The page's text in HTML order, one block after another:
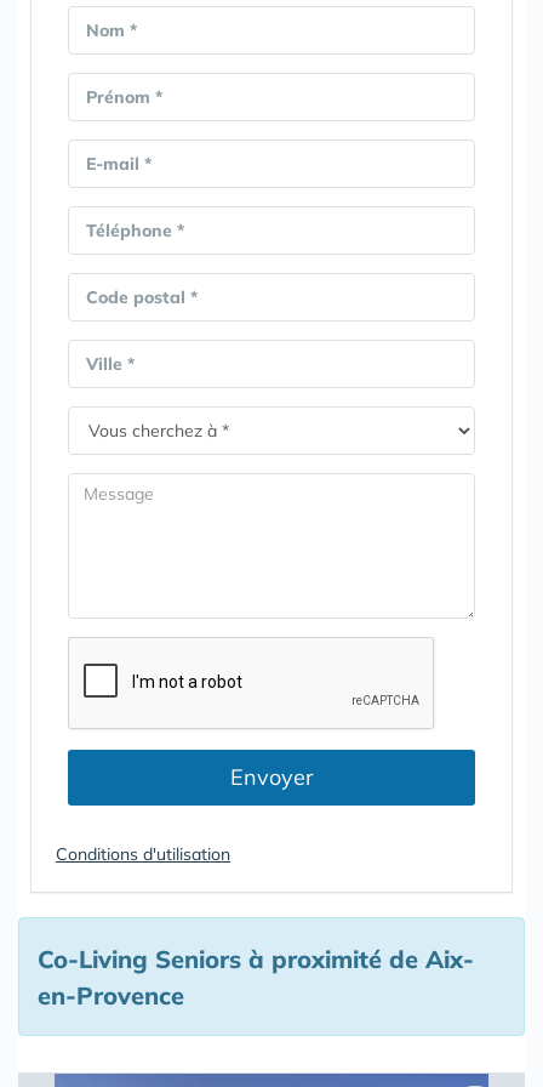
Nom *
Prénom *
E-mail *
Téléphone *
Code postal *
Ville *
Envoyer
Conditions d'utilisation
Co-Living Seniors à proximité de Aix-
en-Provence